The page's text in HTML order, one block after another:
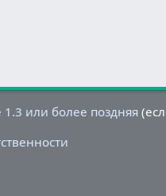
1.3 или более поздняя